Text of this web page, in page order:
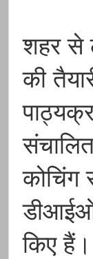
शहर से
की
कोचिंग
किए हैं।